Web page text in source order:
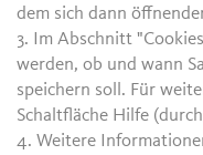
dem sich dann
3. Im Abschnitt
werden, ob und wann
speichern soll. Für
Schaltfläche Hilfe
4. Weitere